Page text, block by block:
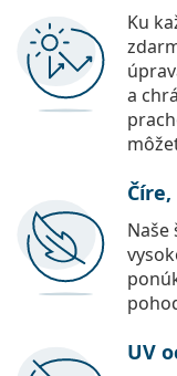
Ku
a
Naše
UV